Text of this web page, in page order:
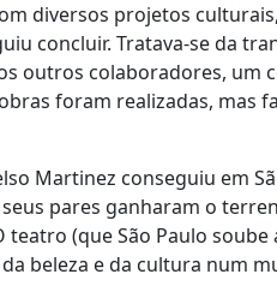
diversos projetos
concluir. Tratava-se da
outros colaboradores, um
foram realizadas,
Martinez conseguiu em
pares ganharam o
(que São Paulo
beleza e da cultura num